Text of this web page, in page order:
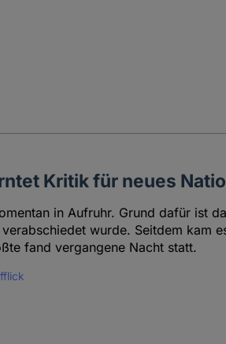
Kritik für neues
in Aufruhr. Grund dafür ist
wurde. Seitdem kam
fand vergangene Nacht statt.